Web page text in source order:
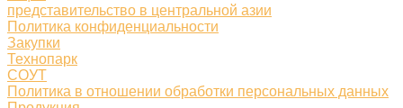
представительство в центральной азии
Политика конфиденциальности
Закупки
Технопарк
СОУТ
Политика в отношении обработки персональных данных